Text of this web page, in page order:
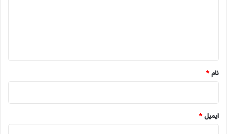
نام*
ایمیل*